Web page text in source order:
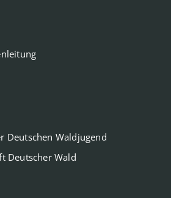
Deutschen Waldjugend
Deutscher Wald